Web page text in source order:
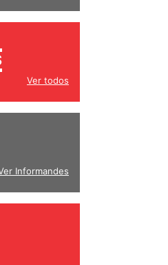
Ver todos
Informandes